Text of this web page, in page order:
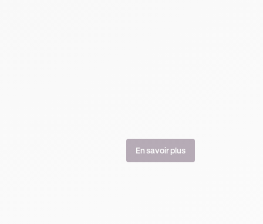
En savoir plus